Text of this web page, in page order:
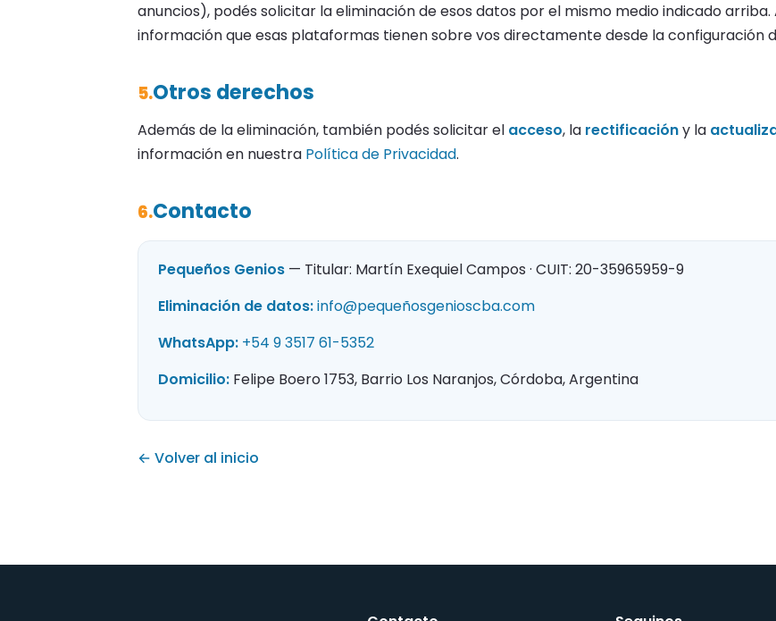
anuncios), podés solicitar la eliminación de esos datos por el mismo medio indicado
información que esas plataformas tienen sobre vos directamente desde la configuración
5.Otros derechos
Además de la eliminación, también podés solicitar el acceso, la rectificacióny la
información en nuestra Política de Privacidad.
6.Contacto
Pequeños Genios — Titular: Martín Exequiel Campos · CUIT: 20-35965959-9
Eliminación de datos:info@pequeñosgenioscba.com
WhatsApp: +54 9 3517 61-5352
Domicilio: Felipe Boero 1753, Barrio Los Naranjos, Córdoba, Argentina
← Volver al inicio